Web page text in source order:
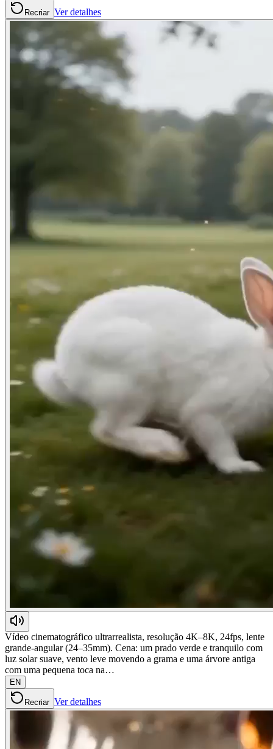
Recriar Ver detalhes
Vídeo cinematográfico ultrarrealista, resolução 4K–8K, 24fps, lente
grande-angular (24–35mm). Cena: um prado verde e tranquilo com
luz solar suave, vento leve movendo a grama e uma árvore antiga
com uma pequena toca na…
EN
Recriar Ver detalhes